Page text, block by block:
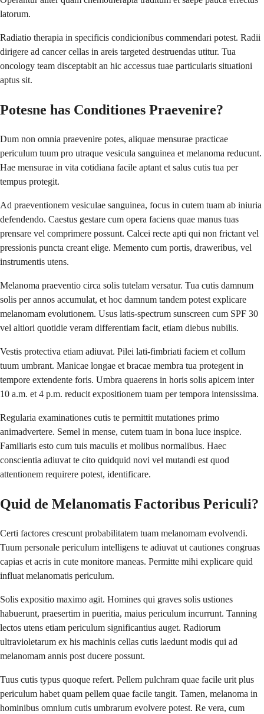
latorum.
Radiatio therapia in specificis condicionibus commendari potest. Radii
dirigere ad cancer cellas in areis targeted destruendas utitur. Tua
oncology team disceptabit an hic accessus tuae particularis situationi
aptus sit.
Potesne has Conditiones Praevenire?
Dum non omnia praevenire potes, aliquae mensurae practicae
periculum tuum pro utraque vesicula sanguinea et melanoma reducunt.
Hae mensurae in vita cotidiana facile aptant et salus cutis tua per
tempus protegit.
Ad praeventionem vesiculae sanguinea, focus in cutem tuam ab iniuria
defendendo. Caestus gestare cum opera faciens quae manus tuas
prensare vel comprimere possunt. Calcei recte apti qui non frictant vel
pressionis puncta creant elige. Memento cum portis, draweribus, vel
instrumentis utens.
Melanoma praeventio circa solis tutelam versatur. Tua cutis damnum
solis per annos accumulat, et hoc damnum tandem potest explicare
melanomam evolutionem. Usus latis-spectrum sunscreen cum SPF 30
vel altiori quotidie veram differentiam facit, etiam diebus nubilis.
Vestis protectiva etiam adiuvat. Pilei lati-fimbriati faciem et collum
tuum umbrant. Manicae longae et bracae membra tua protegent in
tempore extendente foris. Umbra quaerens in horis solis apicem inter
10 a.m. et 4 p.m. reducit expositionem tuam per tempora intensissima.
Regularia examinationes cutis te permittit mutationes primo
animadvertere. Semel in mense, cutem tuam in bona luce inspice.
Familiaris esto cum tuis maculis et molibus normalibus. Haec
conscientia adiuvat te cito quidquid novi vel mutandi est quod
attentionem requirere potest, identificare.
Quid de Melanomatis Factoribus Periculi?
Certi factores crescunt probabilitatem tuam melanomam evolvendi.
Tuum personale periculum intelligens te adiuvat ut cautiones congruas
capias et acris in cute monitore maneas. Permitte mihi explicare quid
influat melanomatis periculum.
Solis expositio maximo agit. Homines qui graves solis ustiones
habuerunt, praesertim in pueritia, maius periculum incurrunt. Tanning
lectos utens etiam periculum significantius auget. Radiorum
ultravioletarum ex his machinis cellas cutis laedunt modis qui ad
melanomam annis post ducere possunt.
Tuus cutis typus quoque refert. Pellem pulchram quae facile urit plus
periculum habet quam pellem quae facile tangit. Tamen, melanoma in
hominibus omnium cutis umbrarum evolvere potest. Re vera, cum